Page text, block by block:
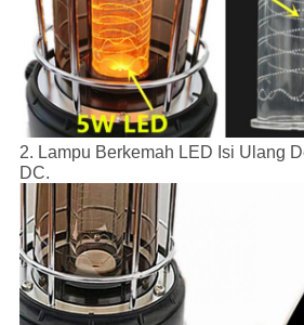
2. Lampu Berkemah LED Isi Ulang
DC.